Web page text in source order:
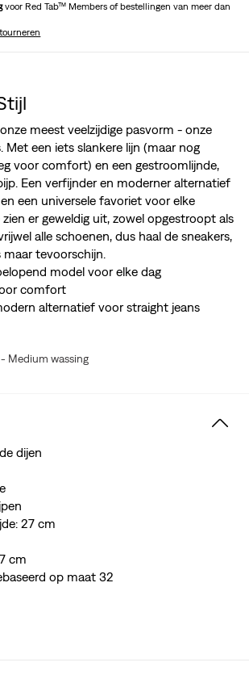
voor Red Tab™ Members of bestellingen van meer dan
meest veelzijdige pasvorm - onze
Met een iets slankere lijn (maar nog
voor comfort) en een gestroomlijnde,
Een verfijnder en moderner alternatief
een universele favoriet voor elke
zien er geweldig uit, zowel opgestroopt als
alle schoenen, dus haal de sneakers,
maar tevoorschijn.
model voor elke dag
comfort
alternatief voor straight jeans
nu toe
kledingstuk met TENCEL™ Lyocell, een
Medium wassing
dijen
27 cm
cm
op maat 32